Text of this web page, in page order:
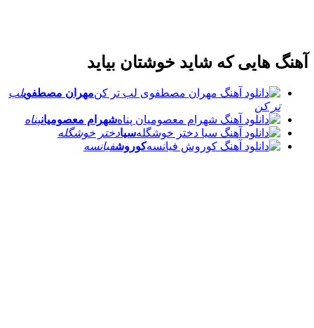
آهنگ هایی که شاید خوشتان بیاید
مهران مصطفویلب
تر کن
شهرام معصومیانپناه
سیادختر خوشگله
کوروشفیانسه